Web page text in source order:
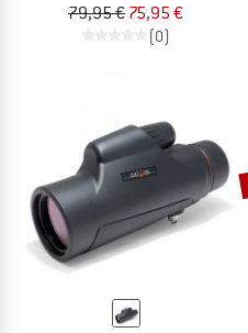
79,95 € 75,95 €
(0)